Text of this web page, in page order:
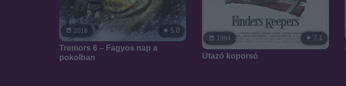
2018 5.0
Tremors 6 – Fagyos nap a
pokolban
1984 7.1
Utazó koporsó